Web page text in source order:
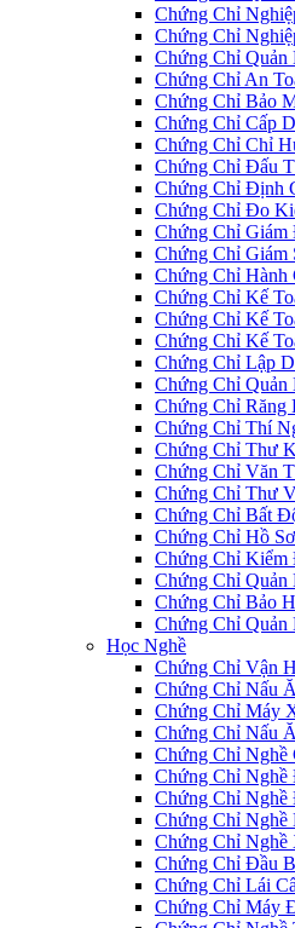
Chứng Chỉ
Chứng Chỉ
Chứng Chỉ
Chứng Chỉ An
Chứng Chỉ Bảo
Chứng Chỉ Cấp
Chứng Chỉ Chỉ
Chứng Chỉ Đấu
Chứng Chỉ Định
Chứng Chỉ Đo
Chứng Chỉ
Chứng Chỉ Giám
Chứng Chỉ Hành
Chứng Chỉ Kế
Chứng Chỉ Kế
Chứng Chỉ Kế
Chứng Chỉ Lập
Chứng Chỉ Quản
Chứng Chỉ Răng
Chứng Chỉ Thí
Chứng Chỉ Thư
Chứng Chỉ Văn
Chứng Chỉ Thư
Chứng Chỉ Bất
Chứng Chỉ Hồ
Chứng Chỉ
Chứng Chỉ Quản
Chứng Chỉ Bảo
Chứng Chỉ Quản
Học Nghề
Chứng Chỉ Vận
Chứng Chỉ Nấu
Chứng Chỉ Máy
Chứng Chỉ Nấu
Chứng Chỉ Nghề
Chứng Chỉ Nghề
Chứng Chỉ
Chứng Chỉ Nghề
Chứng Chỉ Nghề
Chứng Chỉ Đầu
Chứng Chỉ Lái
Chứng Chỉ Máy